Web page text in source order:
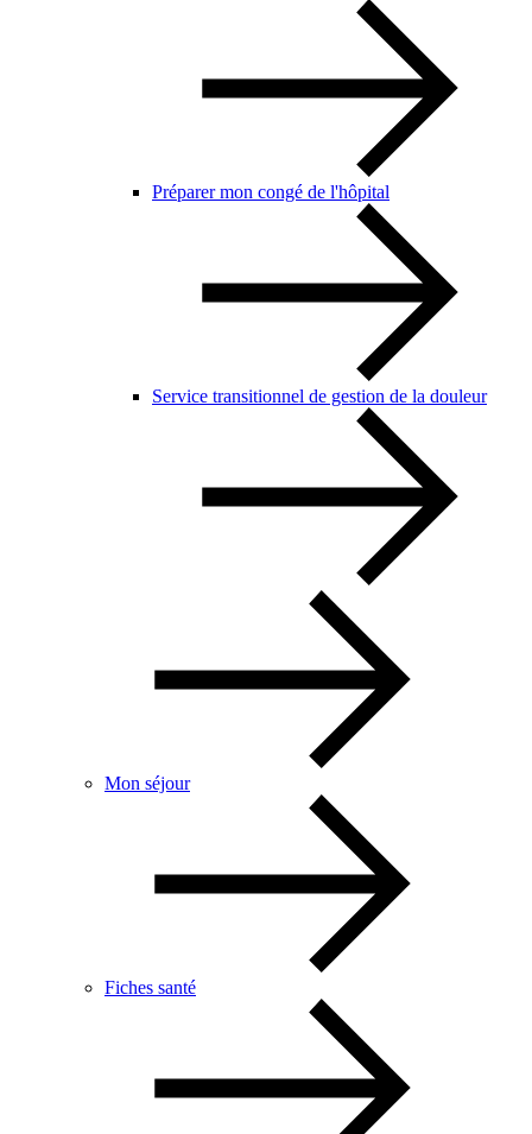
Préparer mon congé de l'hôpital
Service transitionnel de gestion de la douleur
Mon séjour
Fiches santé